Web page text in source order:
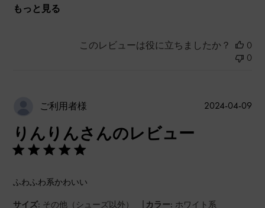
もっと見る
このレビューは役に立ちましたか？
0
0
ご利用者様
りんりんさんのレビュー
ふわふわ系かわいい
サイズ: その他（シューズ以外） | カラー: ホワイト系
公
2024-04-09